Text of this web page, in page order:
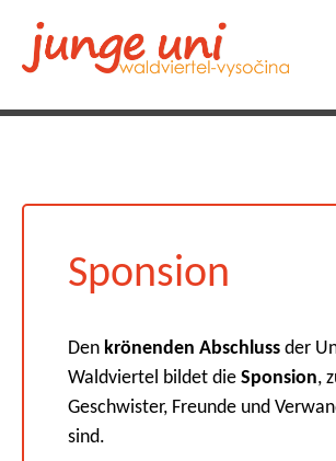
Sponsion
Den krönenden Abschluss der
Waldviertel bildet die Sponsion,
Geschwister, Freunde und
sind.